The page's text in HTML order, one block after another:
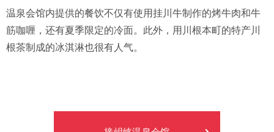
温泉会馆内提供的餐饮不仅有使用挂川牛制作的烤牛肉和牛
筋咖喱，还有夏季限定的冷面。此外，用川根本町的特产川
根茶制成的冰淇淋也很有人气。